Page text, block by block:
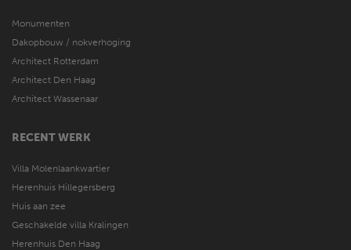
Monumenten
Dakopbouw / nokverhoging
Architect Rotterdam
Architect Den Haag
Architect Wassenaar
RECENT WERK
Villa Molenlaankwartier
Herenhuis Hillegersberg
Huis aan zee
Geschakelde villa Kralingen
Herenhuis Den Haag